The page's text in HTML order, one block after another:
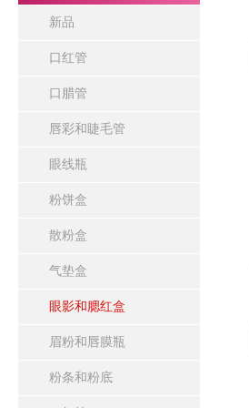
新品
口红管
口腊管
唇彩和睫毛管
眼线瓶
粉饼盒
散粉盒
气垫盒
眼影和腮红盒
眉粉和唇膜瓶
粉条和粉底